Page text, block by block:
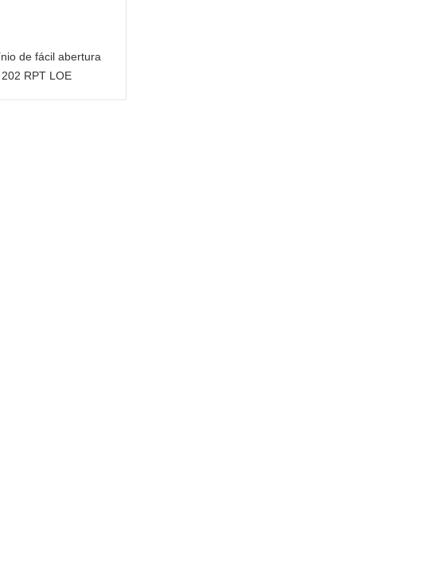
de fácil abertura
RPT LOE